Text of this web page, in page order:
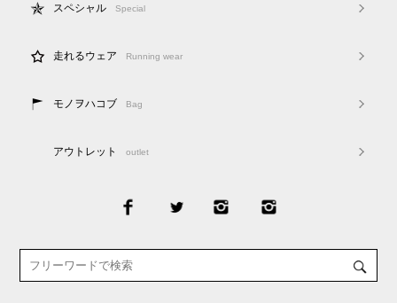
スペシャル Special
走れるウェア Running wear
モノヲハコブ Bag
アウトレット outlet